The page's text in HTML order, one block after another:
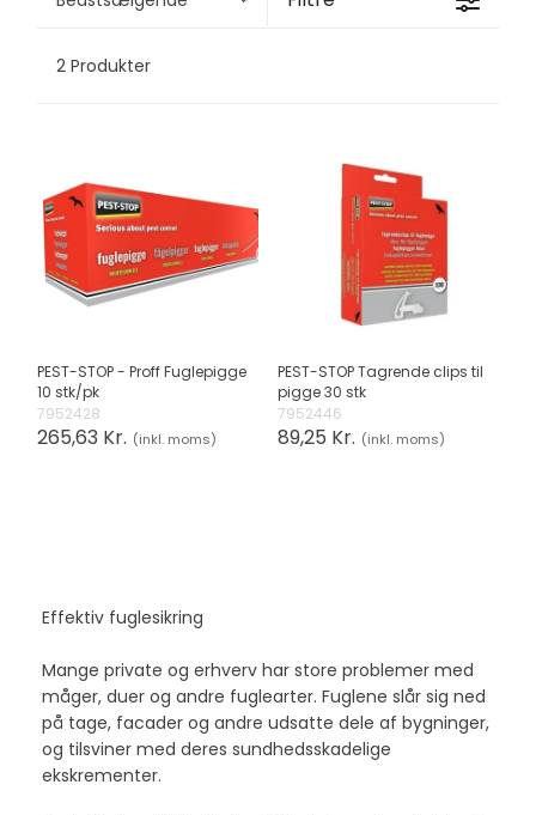
2 Produkter
PEST-STOP - Proff Fuglepigge
10 stk/pk
7952428
265,63 Kr. (inkl. moms)
PEST-STOP Tagrende clips til
pigge 30 stk
7952446
89,25 Kr. (inkl. moms)
Effektiv fuglesikring
Mange private og erhverv har store problemer med
måger, duer og andre fuglearter. Fuglene slår sig ned
på tage, facader og andre udsatte dele af bygninger,
og tilsviner med deres sundhedsskadelige
ekskrementer.